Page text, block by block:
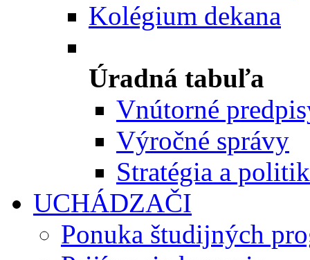
Kolégium dekana
Úradná tabuľa
Vnútorné
Výročné správy
Stratégia a
UCHÁDZAČI
Ponuka študijných